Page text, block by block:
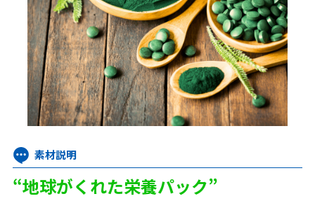
素材説明
“地球がくれた栄養パック”